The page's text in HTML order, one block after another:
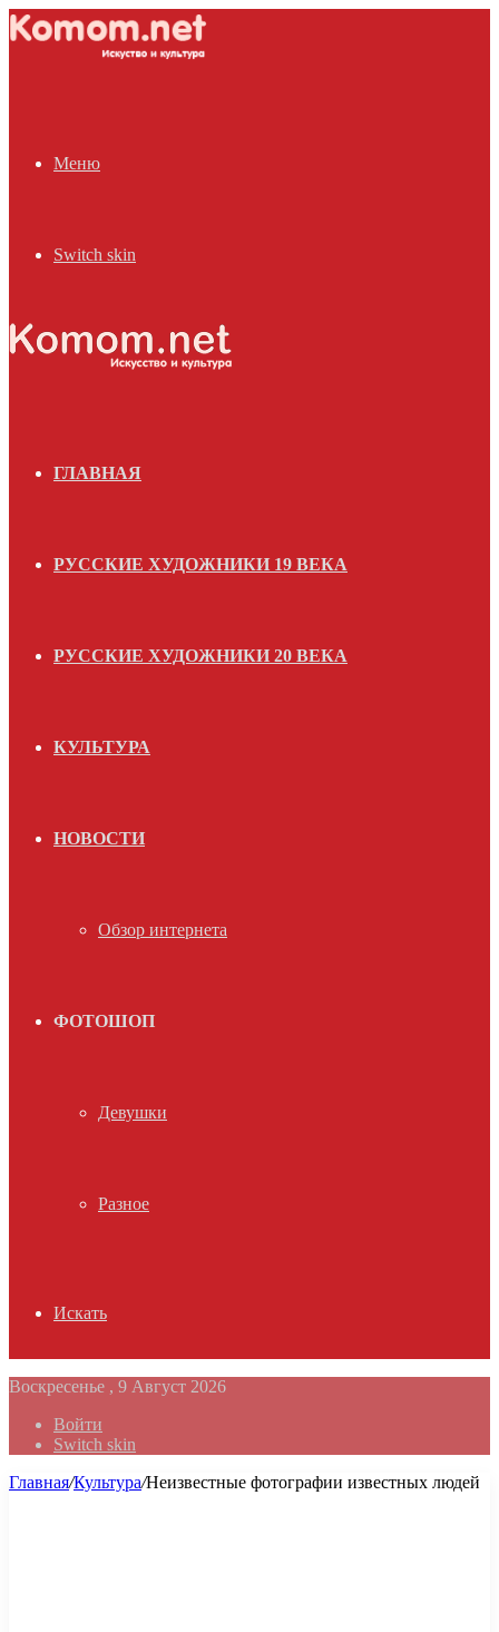
Меню
Switch skin
ГЛАВНАЯ
РУССКИЕ ХУДОЖНИКИ 19 ВЕКА
РУССКИЕ ХУДОЖНИКИ 20 ВЕКА
КУЛЬТУРА
НОВОСТИ
Обзор интернета
ФОТОШОП
Девушки
Разное
Искать
Воскресенье , 9 Август 2026
Войти
Switch skin
Главная/Культура/Неизвестные фотографии известных людей